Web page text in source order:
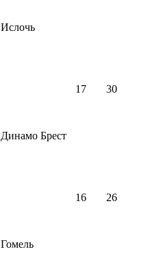
Ислочь
Динамо Брест
17 30
Гомель
16 26